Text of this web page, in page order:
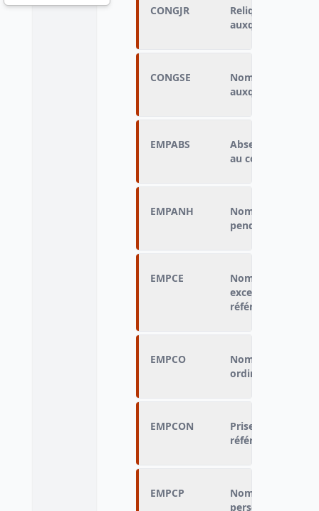
CONGJR
Reliquat en jours
auxquels le
CONGSE
Nombre de
auxquels le
EMPABS
Absence pour
au cours de la
EMPANH
Nombre
pendant la
EMPCE
Nombre
exceptionnel
référence
EMPCO
Nombre
ordinaires
EMPCON
Prise de congés
référence
EMPCP
Nombre
personnel non